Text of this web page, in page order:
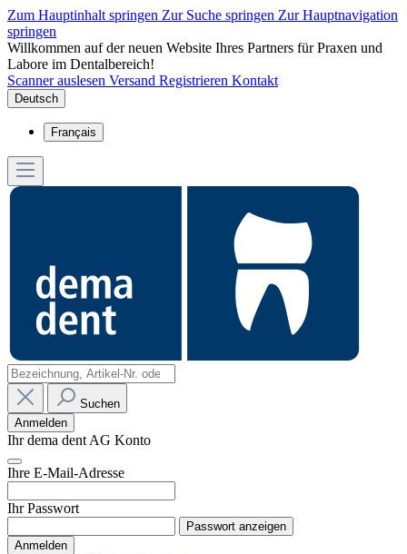
Zum Hauptinhalt springen Zur Suche springen Zur Hauptnavigation
springen
Willkommen auf der neuen Website Ihres Partners für Praxen und
Labore im Dentalbereich!
Scanner auslesen Versand Registrieren Kontakt
Deutsch
Français
Suchen
Anmelden
Ihr dema dent AG Konto
Ihre E-Mail-Adresse
Ihr Passwort
Passwort anzeigen
Anmelden